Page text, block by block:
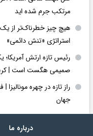
مرتکب جرم شده اید
هیچ چیز خطرناک‌تر از یک
استراتژی «تنش دائمی»
رئیس تازه ارتش
صمیمی هگست است |
راز تازه در چهره
جهان
درباره ما